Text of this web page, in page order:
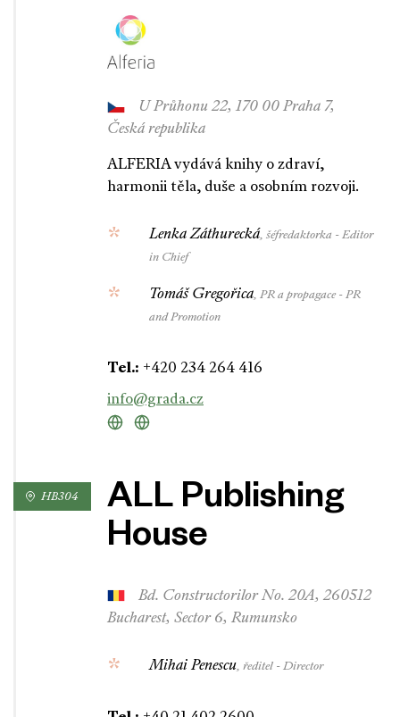
U Průhonu 22, 170 00 Praha 7,
Česká republika
ALFERIA vydává knihy o zdraví,
harmonii těla, duše a osobním rozvoji.
Lenka Záthurecká, šéfredaktorka - Editor
in Chief
Tomáš Gregořica, PR a propagace - PR
and Promotion
Tel.: +420 234 264 416
info@grada.cz
HB304
ALL Publishing
House
Bd. Constructorilor No. 20A, 260512
Bucharest, Sector 6, Rumunsko
Mihai Penescu, ředitel - Director